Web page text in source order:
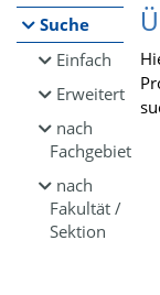
Suche
Einfach
Erweitert
nach
Fachgebiet
nach
Fakultät /
Sektion